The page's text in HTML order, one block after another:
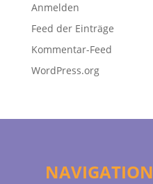
Anmelden
Feed der Einträge
Kommentar-Feed
WordPress.org
NAVIGATION